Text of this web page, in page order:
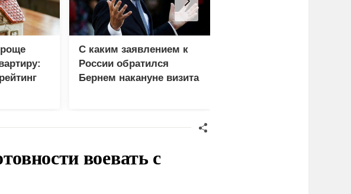
С каким заявлением к
России обратился
Бернем накануне визита
воевать с